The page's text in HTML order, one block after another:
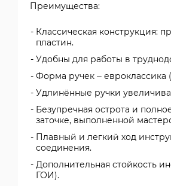
Преимущества:
Классическая конструкция:
пластин.
Удобны для работы в
Форма ручек – евроклассика
Удлинённые ручки
Безупречная острота и
заточке, выполненной
Плавный и легкий ход
соединения.
Дополнительная стойкость
ГОИ).